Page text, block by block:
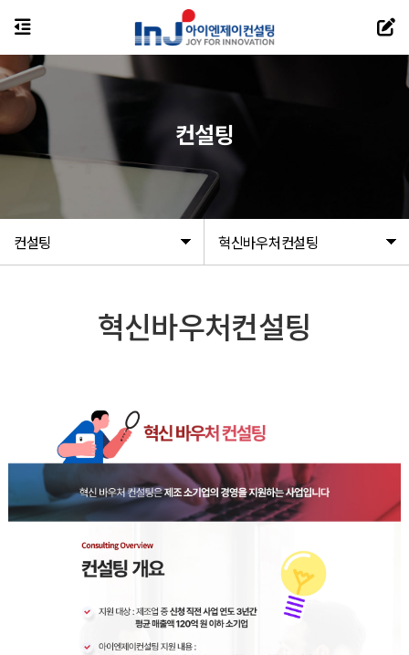
컨설팅 혁신바우처컨설팅
컨설팅
혁신바우처컨설팅